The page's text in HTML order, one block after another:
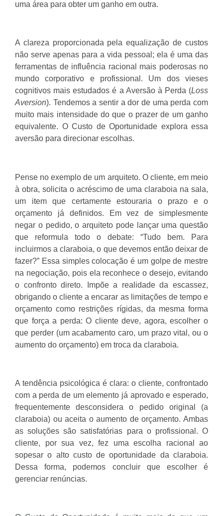
uma área para obter um ganho em outra.
A clareza proporcionada pela equalização de custos
não serve apenas para a vida pessoal; ela é uma das
ferramentas de influência racional mais poderosas no
mundo corporativo e profissional. Um dos vieses
cognitivos mais estudados é a Aversão à Perda (Loss
Aversion). Tendemos a sentir a dor de uma perda com
muito mais intensidade do que o prazer de um ganho
equivalente. O Custo de Oportunidade explora essa
aversão para direcionar escolhas.
Pense no exemplo de um arquiteto. O cliente, em meio
à obra, solicita o acréscimo de uma claraboia na sala,
um item que certamente estouraria o prazo e o
orçamento já definidos. Em vez de simplesmente
negar o pedido, o arquiteto pode lançar uma questão
que reformula todo o debate: “Tudo bem. Para
incluirmos a claraboia, o que devemos então deixar de
fazer?” Essa simples colocação é um golpe de mestre
na negociação, pois ela reconhece o desejo, evitando
o confronto direto. Impõe a realidade da escassez,
obrigando o cliente a encarar as limitações de tempo e
orçamento como restrições rígidas, da mesma forma
que força a perda: O cliente deve, agora, escolher o
que perder (um acabamento caro, um prazo vital, ou o
aumento do orçamento) em troca da claraboia.
A tendência psicológica é clara: o cliente, confrontado
com a perda de um elemento já aprovado e esperado,
frequentemente desconsidera o pedido original (a
claraboia) ou aceita o aumento de orçamento. Ambas
as soluções são satisfatórias para o profissional. O
cliente, por sua vez, fez uma escolha racional ao
sopesar o alto custo de oportunidade da claraboia.
Dessa forma, podemos concluir que escolher é
gerenciar renúncias.